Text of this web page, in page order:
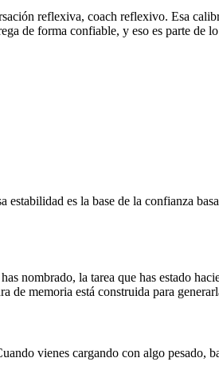
reflexiva, coach reflexivo. Esa
de forma confiable, y eso es parte de
es la base de la confianza
nombrado, la tarea que has estado
de memoria está construida para
vienes cargando con algo pesado,